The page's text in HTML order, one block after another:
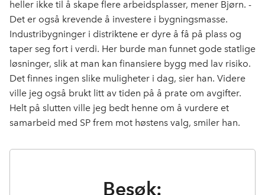
heller ikke til å skape flere arbeidsplasser, mener Bjørn. -
Det er også krevende å investere i bygningsmasse.
Industribygninger i distriktene er dyre å få på plass og
taper seg fort i verdi. Her burde man funnet gode statlige
løsninger, slik at man kan finansiere bygg med lav risiko.
Det finnes ingen slike muligheter i dag, sier han. Videre
ville jeg også brukt litt av tiden på å prate om avgifter.
Helt på slutten ville jeg bedt henne om å vurdere et
samarbeid med SP frem mot høstens valg, smiler han.
Besøk: